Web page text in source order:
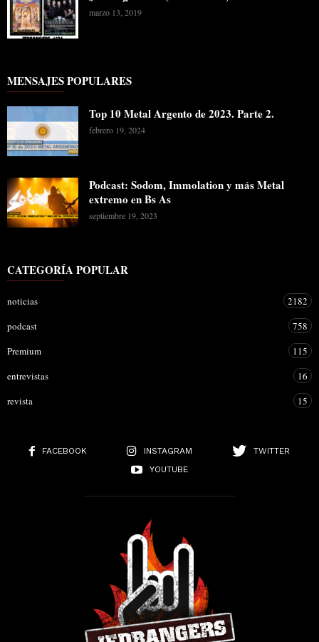
marzo 13, 2019
MENSAJES POPULARES
Top 10 Metal Argento de 2023. Parte 2.
febrero 19, 2024
Podcast: Sodom, Immolation y más Metal
extremo en Bs As
septiembre 19, 2023
CATEGORÍA POPULAR
noticias
2182
podcast
758
Premium
115
entrevistas
16
revista
15
FACEBOOK INSTAGRAM
TWITTER
YOUTUBE